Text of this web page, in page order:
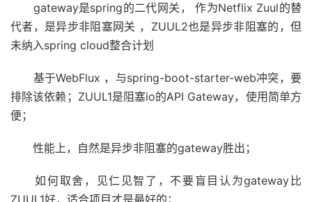
gateway是spring的二代网关， 作为Netflix Zuul的替
代者，是异步非阻塞网关 ，ZUUL2也是异步非阻塞的，但
未纳入spring cloud整合计划
基于WebFlux ，与spring-boot-starter-web冲突，要
排除该依赖；ZUUL1是阻塞io的API Gateway，使用简单方
便；
性能上，自然是异步非阻塞的gateway胜出；
如何取舍，见仁见智了，不要盲目认为gateway比
ZUUL1好，适合项目才是最好的；